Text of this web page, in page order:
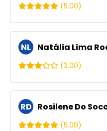
(5.00)
NL Natália Lima
(3.00)
RD Rosilene Do
(5.00)